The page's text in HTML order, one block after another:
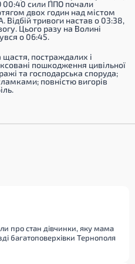
00:40 сили ППО почали
двох годин над містом
Відбій тривоги настав о 03:38,
Цього разу на Волині
о 06:45.
щастя, постраждалих і
пошкодження цивільної
та господарська споруда;
повністю вигорів
про стан дівчинки, яку мама
багатоповерхівки Тернополя